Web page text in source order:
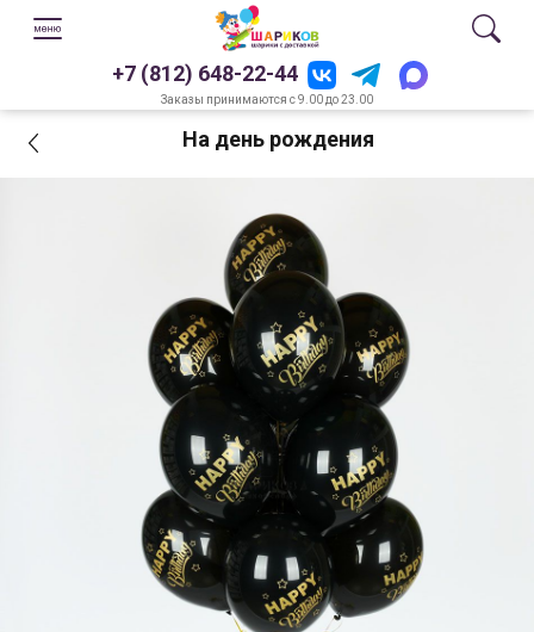
+7 (812) 648-22-44
Заказы принимаются с 9.00 до 23.00
На день рождения